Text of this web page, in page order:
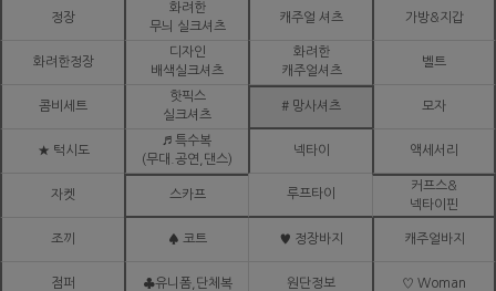
정장
화려한
무늬 실크셔츠
캐주얼 셔츠 가방&지갑
화려한정장
디자인
배색실크셔츠
화려한
캐주얼셔츠
벨트
콤비세트
핫픽스
실크셔츠
# 망사셔츠 모자
★ 턱시도
♬ 특수복
(무대.공연,댄스)
넥타이 액세서리
자켓 스카프 루프타이
커프스&
넥타이핀
조끼 ♠ 코트 ♥ 정장바지 캐주얼바지
점퍼 ♣유니폼,단체복 원단정보 ♡ Woman